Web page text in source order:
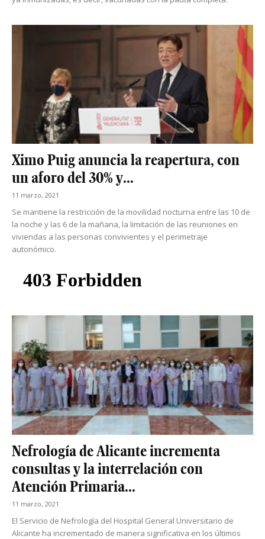
Ximo Puig anuncia la reapertura, con
un aforo del 30% y...
11 marzo, 2021
Se mantiene la restricción de la movilidad nocturna entre las 10 de
la noche y las 6 de la mañana, la limitación de las reuniones en
viviendas a las personas convivientes y el perimetraje
autonómico.
Nefrología de Alicante incrementa
consultas y la interrelación con
Atención Primaria...
11 marzo, 2021
El Servicio de Nefrología del Hospital General Universitario de
Alicante ha incrementado de manera significativa en los últimos